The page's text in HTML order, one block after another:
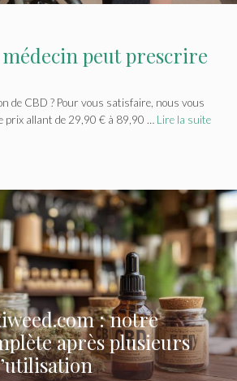
peut prescrire
de CBD ? Pour vous satisfaire, nous vous
prix allant de 29,90 € à 89,90 … Lire la suite
: notre
après plusieurs